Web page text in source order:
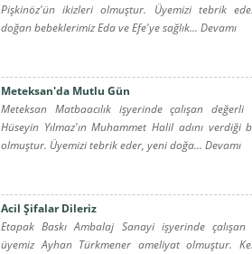
Pişkinöz'ün ikizleri olmuştur. Üyemizi tebrik
doğan bebeklerimiz Eda ve Efe'ye sağlık... Devamı
Meteksan'da Mutlu Gün
Meteksan Matbaacılık işyerinde çalışan değerli
Hüseyin Yılmaz'ın Muhammet Halil adını verdiği
olmuştur. Üyemizi tebrik eder, yeni doğa... Devamı
Acil Şifalar Dileriz
Etapak Baskı Ambalaj Sanayi işyerinde çalışan
üyemiz Ayhan Türkmener ameliyat olmuştur.